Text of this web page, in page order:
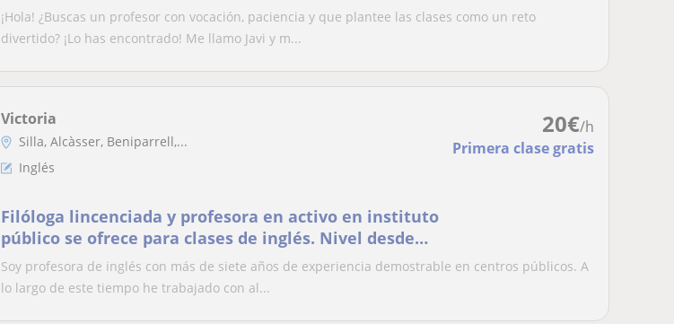
¡Hola! ¿Buscas un profesor con vocación, paciencia y que plantee las clases como un reto
divertido? ¡Lo has encontrado! Me llamo Javi y m...
20€/h
Primera clase gratis
Victoria
Silla, Alcàsser, Beniparrell,...
Inglés
Filóloga lincenciada y profesora en activo en instituto
público se ofrece para clases de inglés. Nivel desde
primaria hasta bachillerato
Soy profesora de inglés con más de siete años de experiencia demostrable en centros públicos. A
lo largo de este tiempo he trabajado con al...